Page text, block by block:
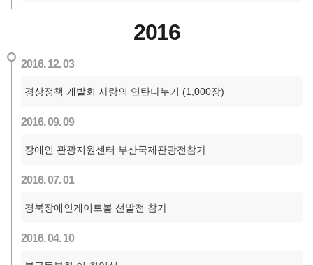
2016
2016. 12. 03
경상정책 개발회 사랑의 연탄나누기 (1,000장)
2016. 09. 09
장애인 관광지원센터 부산국제관광전참가
2016. 07. 01
경북장애인게이트볼 선발전 참가
2016. 04. 10